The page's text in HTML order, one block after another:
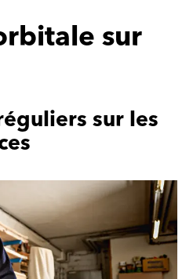
sur
sur les